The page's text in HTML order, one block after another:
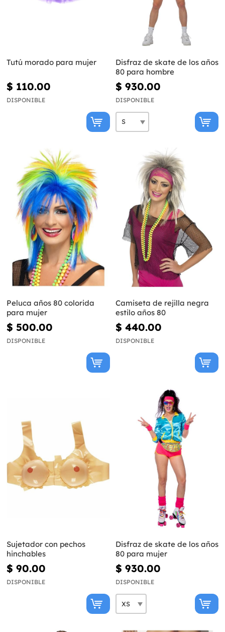
Tutú morado para mujer
$ 110.00
DISPONIBLE
Disfraz de skate de los años
80 para hombre
$ 930.00
DISPONIBLE
Peluca años 80 colorida
para mujer
$ 500.00
DISPONIBLE
Camiseta de rejilla negra
estilo años 80
$ 440.00
DISPONIBLE
Sujetador con pechos
hinchables
$ 90.00
DISPONIBLE
Disfraz de skate de los años
80 para mujer
$ 930.00
DISPONIBLE